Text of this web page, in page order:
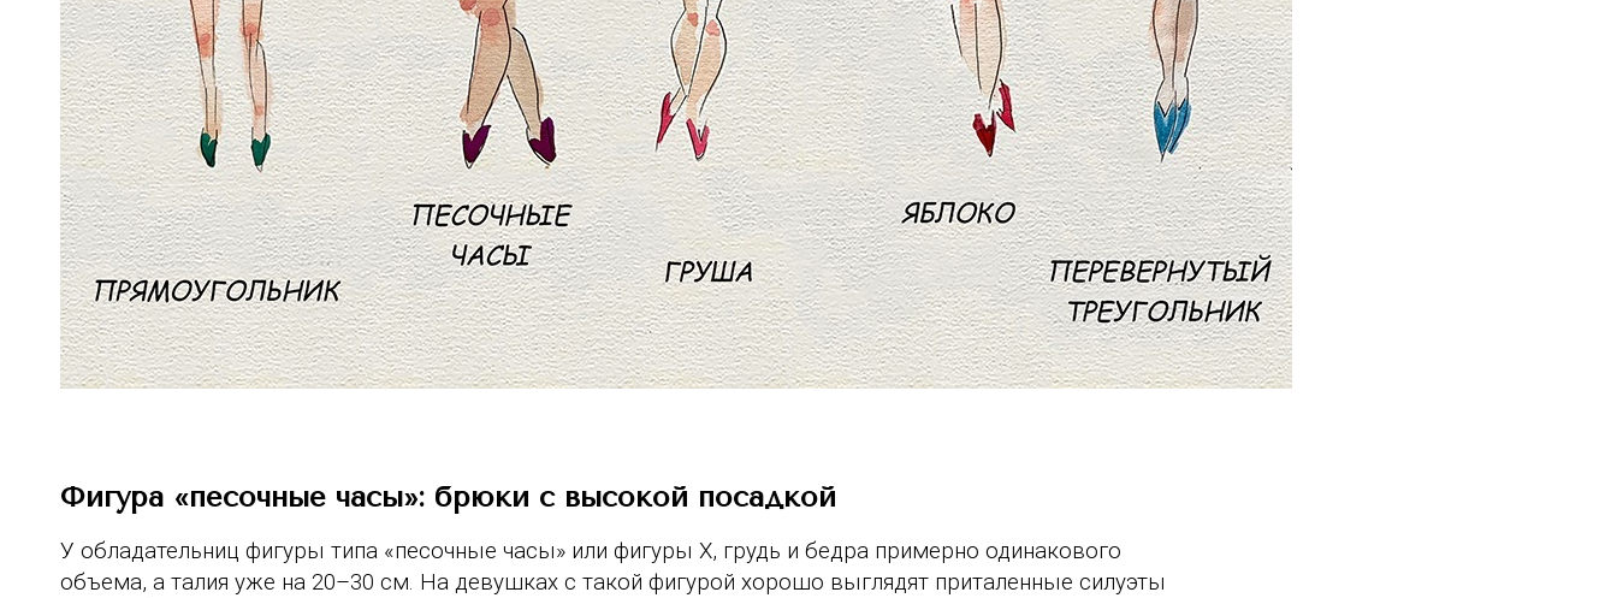
Фигура «песочные часы»: брюки с высокой посадкой
У обладательниц фигуры типа «песочные часы» или фигуры X, грудь и бедра примерно одинакового
объема, а талия уже на 20–30 см. На девушках с такой фигурой хорошо выглядят приталенные силуэты